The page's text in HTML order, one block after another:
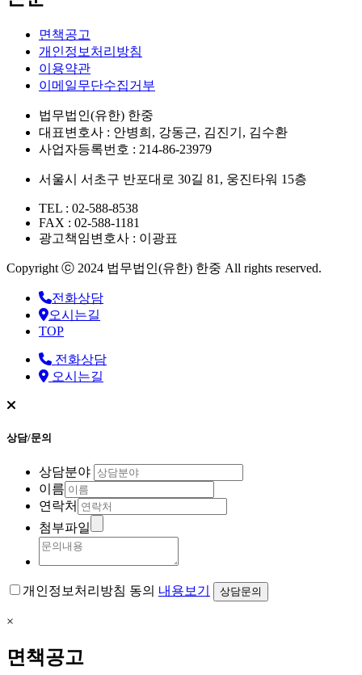
면책공고
개인정보처리방침
이용약관
이메일무단수집거부
법무법인(유한) 한중
대표변호사 : 안병희, 강동근, 김진기, 김수환
사업자등록번호 : 214-86-23979
서울시 서초구 반포대로 30길 81, 웅진타워 15층
TEL : 02-588-8538
FAX : 02-588-1181
광고책임변호사 : 이광표
Copyright ⓒ 2024 법무법인(유한) 한중 All rights reserved.
전화상담
오시는길
TOP
전화상담
오시는길
상담/문의
상담분야
이름
연락처
첨부파일
개인정보처리방침 동의 내용보기
×
면책공고